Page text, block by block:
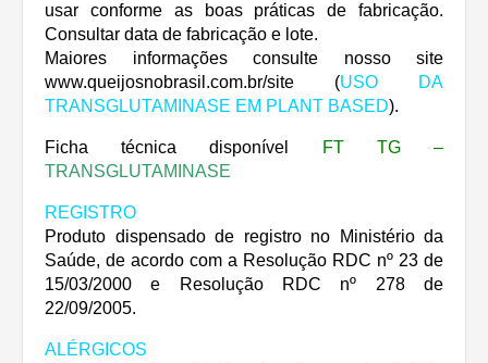
usar conforme as boas práticas de fabricação.
Consultar data de fabricação e lote.
Maiores informações consulte nosso site
www.queijosnobrasil.com.br/site (USO DA
TRANSGLUTAMINASE EM PLANT BASED).
Ficha técnica disponível
FT TG –
TRANSGLUTAMINASE
REGISTRO
Produto dispensado de registro no Ministério da
Saúde, de acordo com a Resolução RDC nº 23 de
15/03/2000 e Resolução RDC nº 278 de
22/09/2005.
ALÉRGICOS